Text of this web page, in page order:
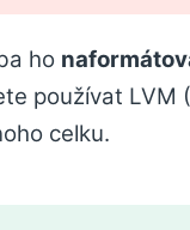
ho
používat LVM
celku.